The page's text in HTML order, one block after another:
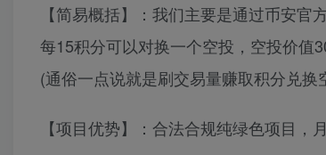
【简易概括】：我们主要是通过币安
每15积分可以对换一个空投，空投价值
(通俗一点说就是刷交易量赚取积分兑换
【项目优势】：合法合规纯绿色项目，